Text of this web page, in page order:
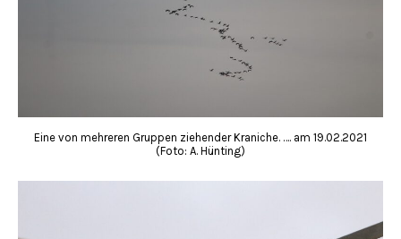
Eine von mehreren Gruppen ziehender Kraniche. …. am 19.02.2021
(Foto: A. Hünting)